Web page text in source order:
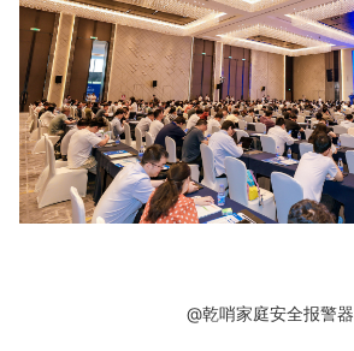
@乾哨家庭安全报警器